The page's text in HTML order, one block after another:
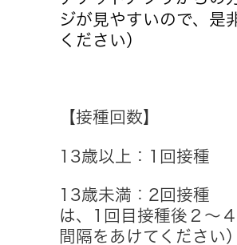
ジが見やすいので、是
ください）
【接種回数】
13歳以上：1回接種
13歳未満：2回接種
は、1回目接種後２～
間隔をあけてください）